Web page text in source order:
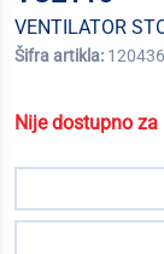
VENTILATOR
Šifra artikla: 120436
Nije dostupno